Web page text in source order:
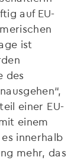
auf EU-
ist
des
einer EU-
einem
innerhalb
mehr, das